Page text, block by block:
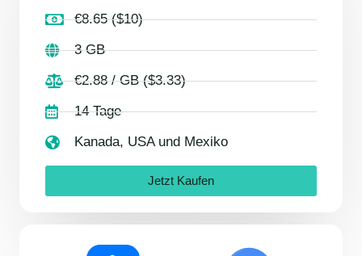
€8.65 ($10)
3 GB
€2.88 / GB ($3.33)
14 Tage
Kanada, USA und Mexiko
Jetzt Kaufen